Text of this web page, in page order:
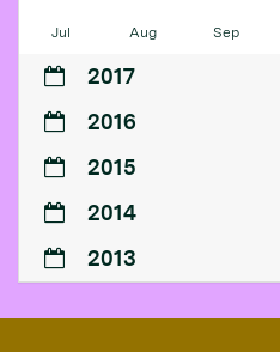
Jul Aug Sep
2017
2016
2015
2014
2013